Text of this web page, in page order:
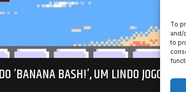
To
and/
to
‘BANANA BASH!’, UM LINDO JOGO DE